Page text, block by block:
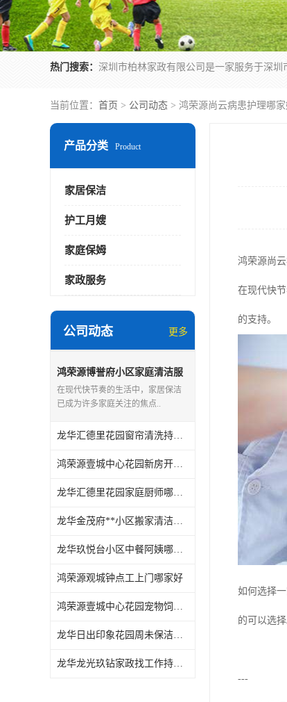
热门搜索：
当前位置： 首页 > 公司动态 > 鸿荣源尚云病患护理哪
产品分类 Product
家居保洁
护工月嫂
家庭保姆
家政服务
公司动态 更多
鸿荣源博誉府小区家庭清洁服
务怎么样
在现代快节奏的生活中，家居保洁
已成为许多家庭关注的焦点..
龙华汇德里花园窗帘清洗持证上岗
鸿荣源壹城中心花园新房开荒保洁怎么样
龙华汇德里花园家庭厨师哪家好
龙华金茂府**小区搬家清洁怎么样
龙华玖悦台小区中餐阿姨哪家好
鸿荣源观城钟点工上门哪家好
鸿荣源壹城中心花园宠物饲养上门服务哪家好
龙华日出印象花园周未保洁持证上岗
龙华龙光玖钻家政找工作持证上岗
鸿荣源尚
在现代快
的支持。
如何选择
的可以选择
---